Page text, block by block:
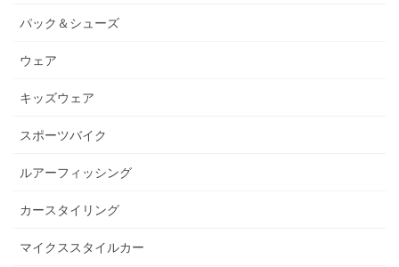
パック＆シューズ
ウェア
キッズウェア
スポーツバイク
ルアーフィッシング
カースタイリング
マイクススタイルカー